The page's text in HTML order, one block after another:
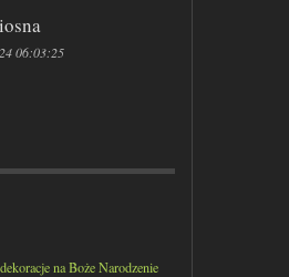
06:03:25
dekoracje na Boże Narodzenie